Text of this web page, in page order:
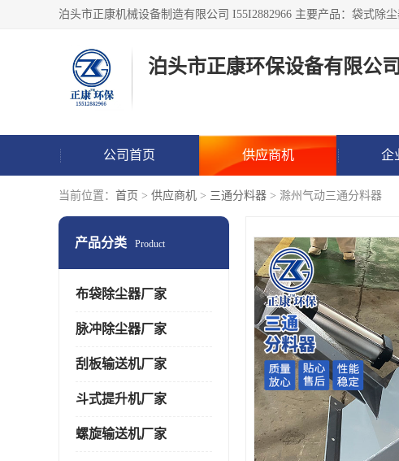
泊头市正康环保设备有限公司
公司首页 供应商机 企
当前位置： 首页 > 供应商机 > 三通分料器 > 滁州气动三通分料器
产品分类 Product
布袋除尘器厂家
脉冲除尘器厂家
刮板输送机厂家
斗式提升机厂家
螺旋输送机厂家